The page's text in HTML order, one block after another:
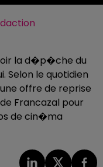
la d�p�che du
Selon le quotidien
offre de reprise
Francazal pour
de cin�ma